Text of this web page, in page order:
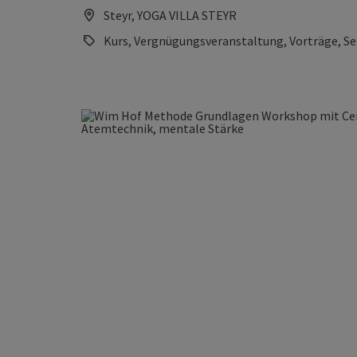
Steyr, YOGA VILLA STEYR
Kurs, Vergnügungsveranstaltung, Vorträge,